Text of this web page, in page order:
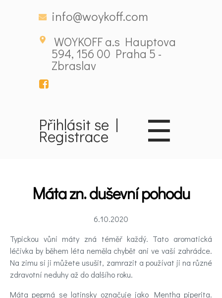
info@woykoff.com
WOYKOFF a.s Hauptova
594, 156 00 Praha 5 -
Zbraslav
Přihlásit se |
Registrace
Látky
ovlivňující
Novinky
Poradna
☰
Máta zn. duševní pohodu
6.10.2020
Typickou vůni máty zná téměř každý. Tato aromatická
léčivka by během léta neměla chybět ani ve vaší zahrádce.
Na zimu si ji můžete usušit, zamrazit a používat ji na různé
zdravotní neduhy až do dalšího roku.
Máta peprná se latinsky označuje jako Mentha piperita.